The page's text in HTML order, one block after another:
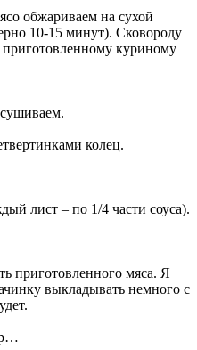
обжариваем на сухой
10-15 минут). Сковороду
куриному
колец.
лист – по 1/4 части соуса).
приготовленного мяса. Я
выкладывать немного с